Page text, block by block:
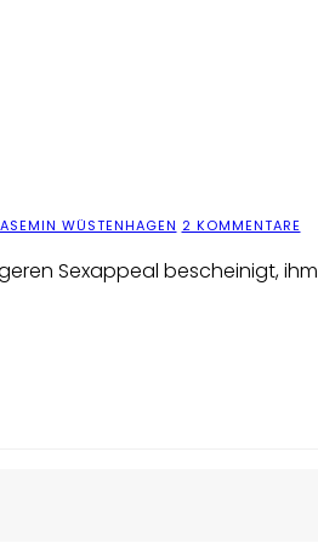
WÜSTENHAGEN 2 KOMMENTARE
Sexappeal bescheinigt,